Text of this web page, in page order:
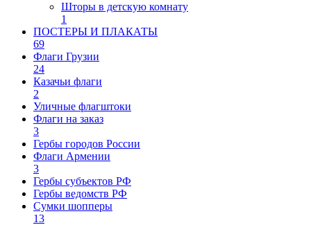
Шторы в детскую комнату
1
ПОСТЕРЫ И ПЛАКАТЫ
69
Флаги Грузии
24
Казачьи флаги
2
Уличные флагштоки
Флаги на заказ
3
Гербы городов России
Флаги Армении
3
Гербы субъектов РФ
Гербы ведомств РФ
Сумки шопперы
13